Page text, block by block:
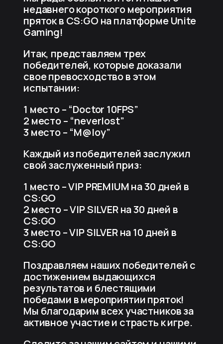
недавнего короткого мероприятия
пряток в CS:GO на платформе Unite
Gaming!
Итак, представляем трех
победителей, которые доказали
свое превосходство в этом
испытании:
1 место – “Doctor 10FPS”
2 место – “neverlost”
3 место – “M@loy”
Каждый из победителей заслужил
свой заслуженный приз:
1 место – VIP PREMIUM на 30 дней в
CS:GO
2 место – VIP SILVER на 30 дней в
CS:GO
3 место – VIP SILVER на 10 дней в
CS:GO
Поздравляем наших победителей с
достижением выдающихся
результатов и блестящими
победами в мероприятии пряток!
Мы благодарим всех участников за
активное участие и страсть к игре.